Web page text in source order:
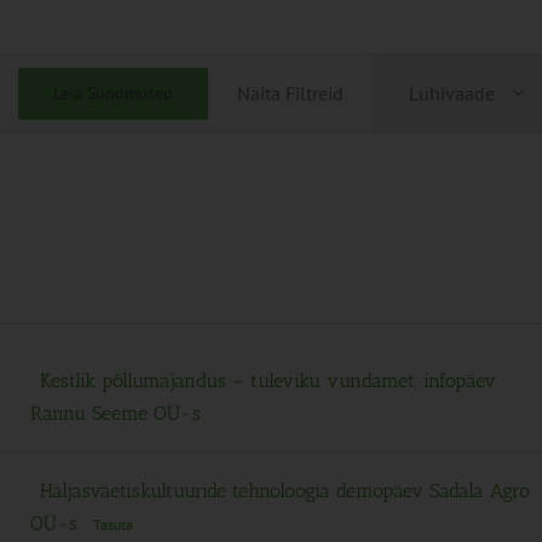
Näita Filtreid
Views
Lühivaade
Kestlik põllumajandus – tuleviku vundamet, infopäev
Rannu Seeme OÜ-s
Haljasväetiskultuuride tehnoloogia demopäev Sadala Agro
OÜ-s
Tasuta